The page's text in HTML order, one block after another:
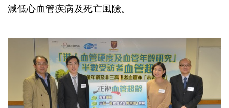
減低心血管疾病及死亡風險。